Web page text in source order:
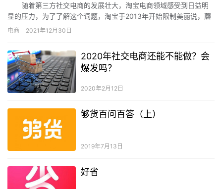
随着第三方社交电商的发展壮大，淘宝电商领域感受到日益明
显的压力，为了了解这个词题，淘宝于2013年开始限制美丽说，蘑
菇街的发展，用户点击这两个网站的商品链接，不能再进入淘宝的
电商 2021年12月30日
2020年社交电商还能不能做？会
爆发吗？
2020年2月12日
够货百问百答（上）
2019年7月13日
好省